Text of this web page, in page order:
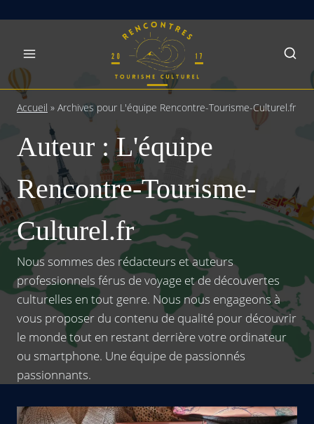
content
Accueil » Archives pour L'équipe Rencontre-Tourisme-Culturel.fr
Auteur : L'équipe
Rencontre-Tourisme-
Culturel.fr
Nous sommes des rédacteurs et auteurs
professionnels férus de voyage et de découvertes
culturelles en tout genre. Nous nous engageons à
vous proposer du contenu de qualité pour découvrir
le monde tout en restant derrière votre ordinateur
ou smartphone. Une équipe de passionnés
passionnants.